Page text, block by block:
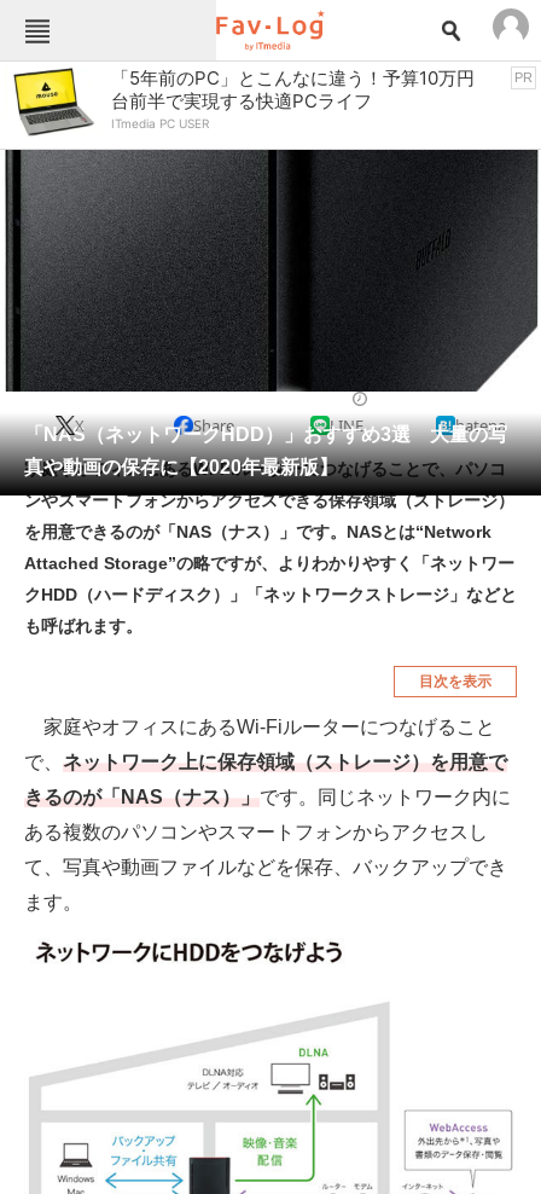
Fav-Logカテゴリー一覧
TOP アウトドア用品
インテリア・収納 おもちゃ・ホビー
カメラ キッチン家電
キッチン用品
コンテンツ・サービス スイーツ・お菓子
スポーツ・レジャー スマホ・携帯電話
パソコン・タブレット ファッション
ペット 家電
工具・DIY 本・DVD・CD
生活家電 生活用品
空調・季節家電 美容・コスメ
腕時計
食器・グラス・カトラリー
注目記事を集めた総合ページ
ITの今と未来を見通す
好きが集まる 比べて選べる
ビジネスと働き方のヒント
AI活用のいまが分かる
企業ITのトレンドを詳説
「5年前のPC」とこんなに違う！予算10万円
台前半で実現する快適PCライフ
ITmedia PC USER
PR
「NAS（ネットワークHDD）」おすすめ3選 大量の写
真や動画の保存に【2020年最新版】
X Share LINE hatena
家庭やオフィスにあるWi-Fiルーターにつなげることで、パソコ
ンやスマートフォンからアクセスできる保存領域（ストレージ）
を用意できるのが「NAS（ナス）」です。NASとは“Network
Attached Storage”の略ですが、よりわかりやすく「ネットワー
クHDD（ハードディスク）」「ネットワークストレージ」などと
も呼ばれます。
目次を表示
家庭やオフィスにあるWi-Fiルーターにつなげること
で、 ネットワーク上に保存領域（ストレージ）を用意で
きるのが「NAS（ナス）」です。同じネットワーク内に
ある複数のパソコンやスマートフォンからアクセスし
て、写真や動画ファイルなどを保存、バックアップでき
ます。